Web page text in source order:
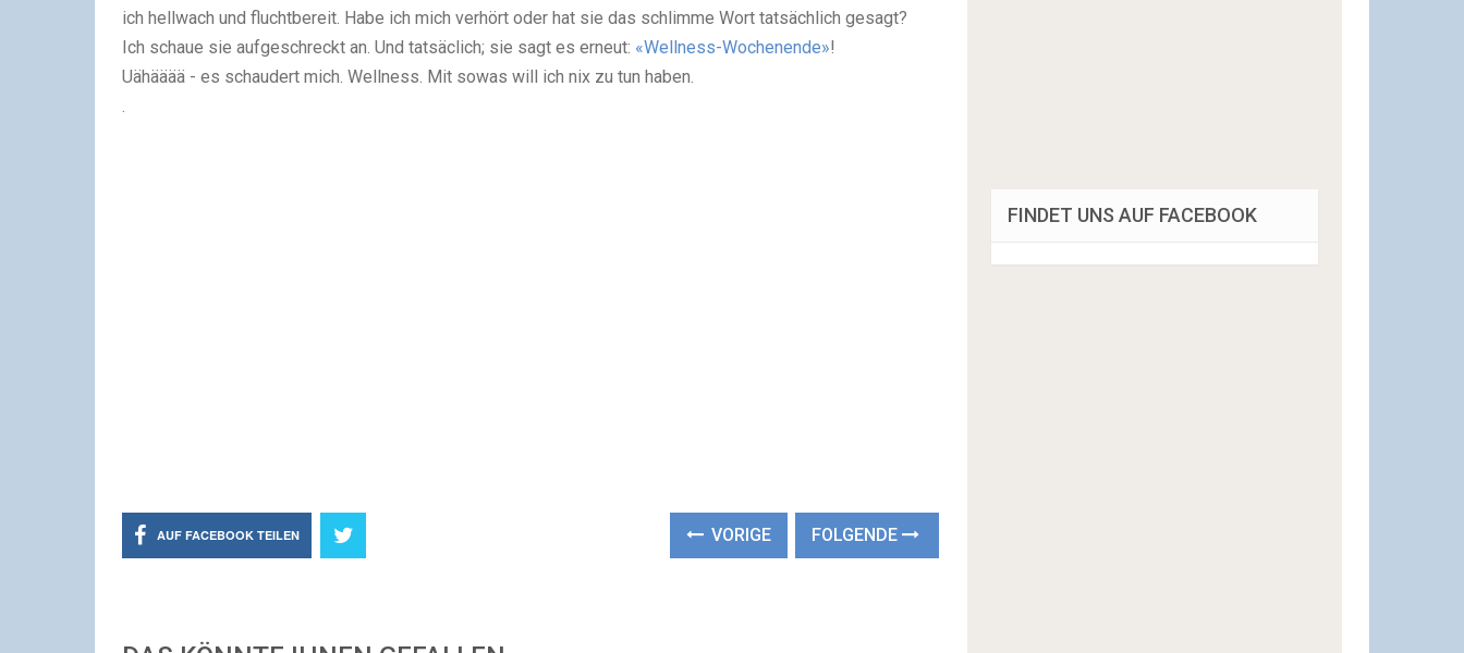
ich hellwach und fluchtbereit. Habe ich mich verhört oder hat sie das schlimme Wort tatsächlich gesagt?
Ich schaue sie aufgeschreckt an. Und tatsäclich; sie sagt es erneut: «Wellness-Wochenende»!
Uähääää - es schaudert mich. Wellness. Mit sowas will ich nix zu tun haben.
.
AUF FACEBOOK TEILEN VORIGE FOLGENDE
FINDET UNS AUF FACEBOOK